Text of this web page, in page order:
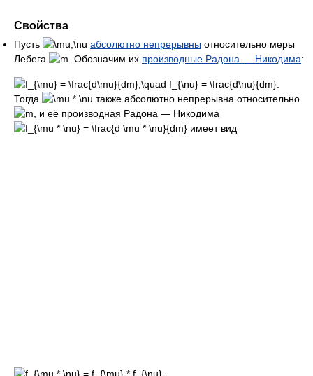
Свойства
Пусть абсолютно непрерывны относительно меры
Лебега
. Обозначим их производные Радона — Никодима:
Тогда
также абсолютно непрерывна относительно
, и её производная Радона — Никодима
имеет вид